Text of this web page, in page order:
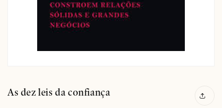
As dez leis da confiança